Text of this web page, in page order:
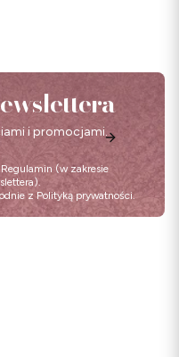
i promocjami.
Regulamin (w zakresie
z Polityką prywatności.